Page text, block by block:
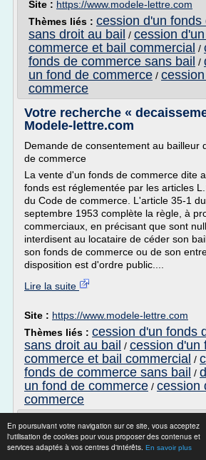
En poursuivant votre navigation sur ce site, vous acceptez
l'utilisation de cookies pour vous proposer des contenus et
services adaptés à vos centres d'intérêts. En savoir plus
Site : https://www.modele-lettre.com
Thèmes liés : cession d'un
sans droit au bail / cession
commerce et bail commercial /
fonds de commerce sans bail /
un fond de commerce /
commerce
Votre recherche «
Modele-lettre.com
Demande de consentement au bailleur
de commerce
La vente d'un fonds de commerce dite
fonds est réglementée par les articles
du Code de commerce. L'article 35-1
septembre 1953 complète la règle, à
commerciaux, en précisant que sont
interdisent au locataire de céder son
son fonds de commerce ou de son
disposition est d'ordre public....
Lire la suite
Site : https://www.modele-lettre.com
Thèmes liés : cession d'un fonds
sans droit au bail / cession d'un
commerce et bail commercial /
fonds de commerce sans bail /
un fond de commerce / cession
commerce
Modèles de lettres pour
- Modele-lettre.com